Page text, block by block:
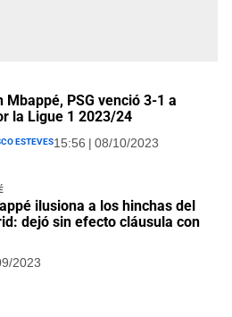
Mbappé, PSG venció 3-1 a
la Ligue 1 2023/24
Esteves15:56 | 08/10/2023
ilusiona a los hinchas del
dejó sin efecto cláusula con
2023